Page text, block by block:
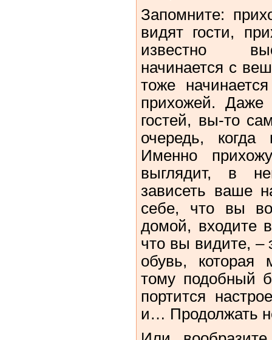
Запомните:
видят гости,
известно
начинается с
тоже
прихожей.
гостей, вы‑то
очередь, когда
Именно
выглядит, в
зависеть ваше
себе, что вы
домой, входите
что вы видите, –
обувь,
тому подобный
портится
и… Продолжать